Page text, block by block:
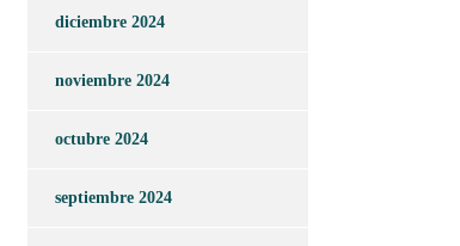
diciembre 2024
noviembre 2024
octubre 2024
septiembre 2024